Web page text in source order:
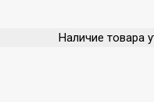
Наличие товара